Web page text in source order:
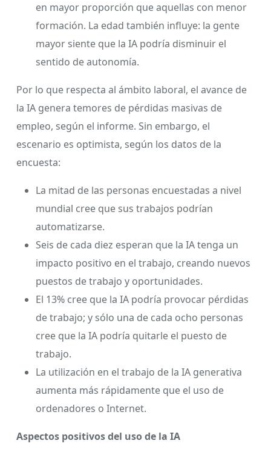
en mayor proporción que aquellas con menor
formación. La edad también influye: la gente
mayor siente que la IA podría disminuir el
sentido de autonomía.
Por lo que respecta al ámbito laboral, el avance de
la IA genera temores de pérdidas masivas de
empleo, según el informe. Sin embargo, el
escenario es optimista, según los datos de la
encuesta:
La mitad de las personas encuestadas a nivel
mundial cree que sus trabajos podrían
automatizarse.
Seis de cada diez esperan que la IA tenga un
impacto positivo en el trabajo, creando nuevos
puestos de trabajo y oportunidades.
El 13% cree que la IA podría provocar pérdidas
de trabajo; y sólo una de cada ocho personas
cree que la IA podría quitarle el puesto de
trabajo.
La utilización en el trabajo de la IA generativa
aumenta más rápidamente que el uso de
ordenadores o Internet.
Aspectos positivos del uso de la IA